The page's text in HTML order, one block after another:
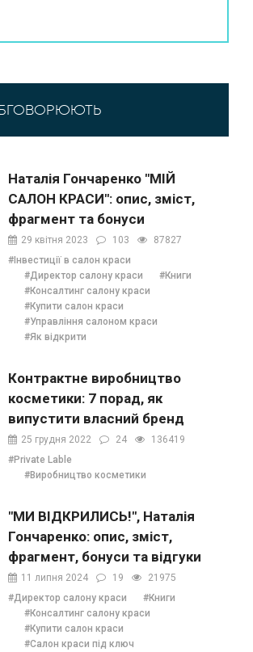
Наталія Гончаренко "МІЙ
САЛОН КРАСИ": опис, зміст,
фрагмент та бонуси
29 квітня 2023 103
87827
#Інвестиції в салон краси
#Директор салону краси
#Книги
#Консалтинг салону краси
#Купити салон краси
#Управління салоном краси
#Як відкрити
Контрактне виробництво
косметики: 7 порад, як
випустити власний бренд
25 грудня 2022 24
136419
#Private Lable
#Виробництво косметики
"МИ ВІДКРИЛИСЬ!", Наталія
Гончаренко: опис, зміст,
фрагмент, бонуси та відгуки
11 липня 2024 19
21975
#Директор салону краси
#Книги
#Консалтинг салону краси
#Купити салон краси
#Салон краси під ключ